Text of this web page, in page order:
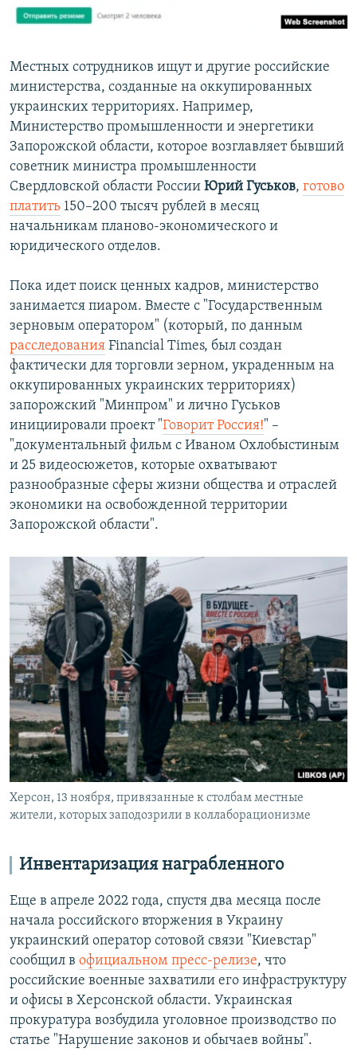
Местных сотрудников ищут и другие российские
министерства, созданные на оккупированных
украинских территориях. Например,
Министерство промышленности и энергетики
Запорожской области, которое возглавляет бывший
советник министра промышленности
Свердловской области России Юрий Гуськов, готово
платить 150–200 тысяч рублей в месяц
начальникам планово-экономического и
юридического отделов.
Пока идет поиск ценных кадров, министерство
занимается пиаром. Вместе с "Государственным
зерновым оператором" (который, по данным
расследования Financial Times, был создан
фактически для торговли зерном, украденным на
оккупированных украинских территориях)
запорожский "Минпром" и лично Гуськов
инициировали проект "Говорит Россия!" –
"документальный фильм с Иваном Охлобыстиным
и 25 видеосюжетов, которые охватывают
разнообразные сферы жизни общества и отраслей
экономики на освобожденной территории
Запорожской области".
Херсон, 13 ноября, привязанные к столбам местные
жители, которых заподозрили в коллаборационизме
Инвентаризация награбленного
Еще в апреле 2022 года, спустя два месяца после
начала российского вторжения в Украину
украинский оператор сотовой связи "Киевстар"
сообщил в официальном пресс-релизе, что
российские военные захватили его инфраструктуру
и офисы в Херсонской области. Украинская
прокуратура возбудила уголовное производство по
статье "Нарушение законов и обычаев войны".